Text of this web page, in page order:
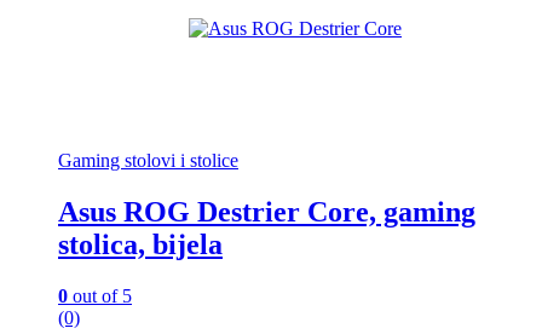
Gaming stolovi i stolice
Asus ROG Destrier Core, gaming
stolica, bijela
0 out of 5
(0)